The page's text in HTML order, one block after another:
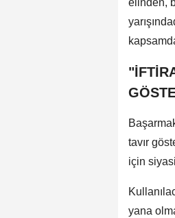
elinden,
tavır
için
yana